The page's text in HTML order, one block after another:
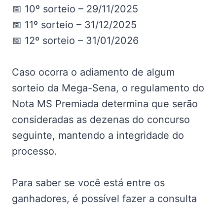
📅 10º sorteio – 29/11/2025
📅 11º sorteio – 31/12/2025
📅 12º sorteio – 31/01/2026
Caso ocorra o adiamento de algum
sorteio da Mega-Sena, o regulamento do
Nota MS Premiada determina que serão
consideradas as dezenas do concurso
seguinte, mantendo a integridade do
processo.
Para saber se você está entre os
ganhadores, é possível fazer a consulta